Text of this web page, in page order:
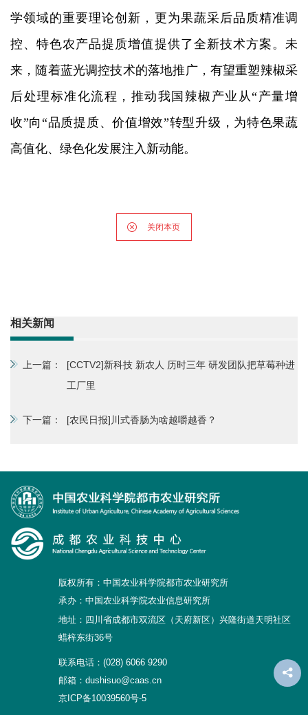
学领域的重要理论创新，更为果蔬采后品质精准调
控、特色农产品提质增值提供了全新技术方案。未
来，随着蓝光调控技术的落地推广，有望重塑辣椒采
后处理标准化流程，推动我国辣椒产业从“产量增
收”向“品质提质、价值增效”转型升级，为特色果蔬
高值化、绿色化发展注入新动能。
关闭本页
相关新闻
上一篇：
[CCTV2]新科技 新农人 历时三年 研发团队把草莓种进
工厂里
下一篇： [农民日报]川式香肠为啥越嚼越香？
版权所有：中国农业科学院都市农业研究所
承办：中国农业科学院农业信息研究所
地址：四川省成都市双流区（天府新区）兴隆街道天明社区
蜡梓东街36号
联系电话：(028) 6066 9290
邮箱：dushisuo@caas.cn
京ICP备10039560号-5